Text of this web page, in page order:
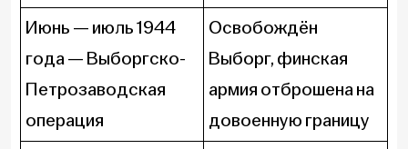
Июнь — июль 1944
года — Выборгско-
Петрозаводская
операция
Освобождён
Выборг, финская
армия отброшена на
довоенную границу